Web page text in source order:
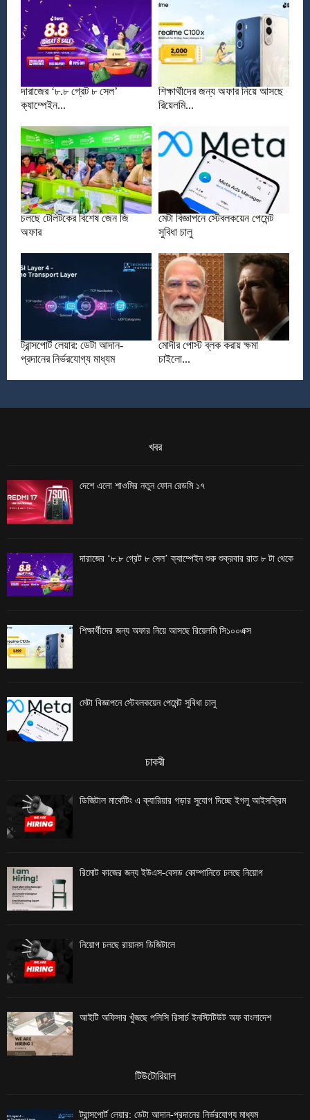
দারাজের ‘৮.৮ গ্রেট ৮ সেল’
ক্যাম্পেইন...
শিক্ষার্থীদের জন্য অফার নিয়ে আসছে
রিয়েলমি...
চলছে টেলিটকের বিশেষ জেন জি
অফার
মেটা বিজ্ঞাপনে স্টেবলকয়েন পেমেন্ট
সুবিধা চালু
ট্রান্সপোর্ট লেয়ার: ডেটা আদান-
প্রদানের নির্ভরযোগ্য মাধ্যম
মোদীর পোস্ট ব্লক করায় ক্ষমা
চাইলো...
খবর
দেশে এলো শাওমির নতুন ফোন রেডমি ১৭
দারাজের ‘৮.৮ গ্রেট ৮ সেল’ ক্যাম্পেইন শুরু শুক্রবার রাত ৮ টা থেকে
শিক্ষার্থীদের জন্য অফার নিয়ে আসছে রিয়েলমি সি১০০এক্স
মেটা বিজ্ঞাপনে স্টেবলকয়েন পেমেন্ট সুবিধা চালু
চাকরী
ডিজিটাল মার্কেটিং এ ক্যারিয়ার গড়ার সুযোগ দিচ্ছে ইগলু আইসক্রিম
রিমোট কাজের জন্য ইউএস-বেসড কোম্পানিতে চলছে নিয়োগ
নিয়োগ চলছে রায়ানস ডিজিটালে
আইটি অফিসার খুঁজছে পলিসি রিসার্চ ইনস্টিটিউট অফ বাংলাদেশ
টিউটোরিয়াল
ট্রান্সপোর্ট লেয়ার: ডেটা আদান-প্রদানের নির্ভরযোগ্য মাধ্যম